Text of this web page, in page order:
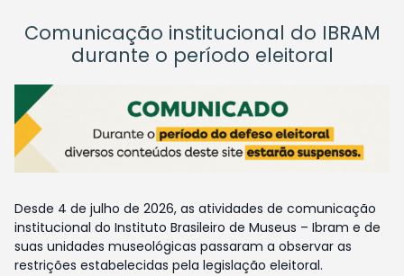
Comunicação institucional do IBRAM
durante o período eleitoral
Desde 4 de julho de 2026, as atividades de comunicação
institucional do Instituto Brasileiro de Museus – Ibram e de
suas unidades museológicas passaram a observar as
restrições estabelecidas pela legislação eleitoral.